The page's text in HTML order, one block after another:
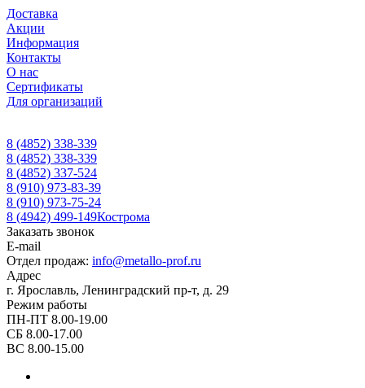
Доставка
Акции
Информация
Контакты
О нас
Сертификаты
Для организаций
8 (4852) 338-339
8 (4852) 338-339
8 (4852) 337-524
8 (910) 973-83-39
8 (910) 973-75-24
8 (4942) 499-149Кострома
Заказать звонок
E-mail
Отдел продаж: info@metallo-prof.ru
Адрес
г. Ярославль, Ленинградский пр-т, д. 29
Режим работы
ПН-ПТ 8.00-19.00
СБ 8.00-17.00
ВС 8.00-15.00